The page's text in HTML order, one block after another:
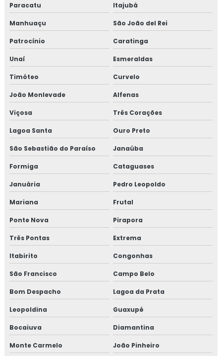
Curso de 5s para empresas
Curso auditor interno fssc 22000
Curso de auditor interno iso
Curso auditor interno iso 14001
Curso de auditor interno iso 9001
Curso de auditor iso 9001
Curso de boas práticas de fabricação
Curso de bpf
Curso de bpf para indústria de alimentos
Curso fssc
Curso fssc 22000 online
Curso gerenciamento de resíduos
Curso de gerenciamento de resíduos sólidos
Curso de gestão de resíduos
Curso de gestão de resíduos sólidos
Curso gmp para transportadoras
Paracatu Itajubá
Manhuaçu São João del Rei
Patrocínio Caratinga
Unaí Esmeraldas
Timóteo Curvelo
João Monlevade Alfenas
Viçosa Três Corações
Lagoa Santa Ouro Preto
São Sebastião do Paraíso Janaúba
Formiga Cataguases
Januária Pedro Leopoldo
Mariana Frutal
Ponte Nova Pirapora
Três Pontas Extrema
Itabirito Congonhas
São Francisco Campo Belo
Bom Despacho Lagoa da Prata
Leopoldina Guaxupé
Bocaiuva Diamantina
Monte Carmelo João Pinheiro